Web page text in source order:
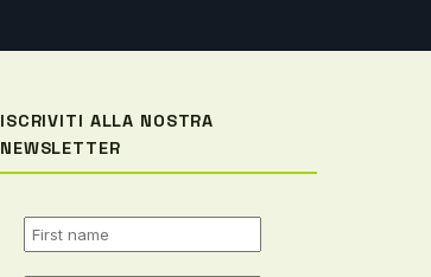
ISCRIVITI ALLA NOSTRA
NEWSLETTER